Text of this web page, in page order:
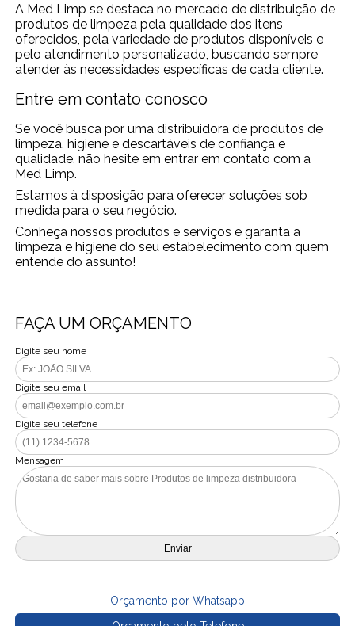
A Med Limp se destaca no mercado de distribuição de
produtos de limpeza pela qualidade dos itens
oferecidos, pela variedade de produtos disponíveis e
pelo atendimento personalizado, buscando sempre
atender às necessidades específicas de cada cliente.
Entre em contato conosco
Se você busca por uma distribuidora de produtos de
limpeza, higiene e descartáveis de confiança e
qualidade, não hesite em entrar em contato com a
Med Limp.
Estamos à disposição para oferecer soluções sob
medida para o seu negócio.
Conheça nossos produtos e serviços e garanta a
limpeza e higiene do seu estabelecimento com quem
entende do assunto!
FAÇA UM ORÇAMENTO
Digite seu nome
Digite seu email
Digite seu telefone
Mensagem
Orçamento por Whatsapp